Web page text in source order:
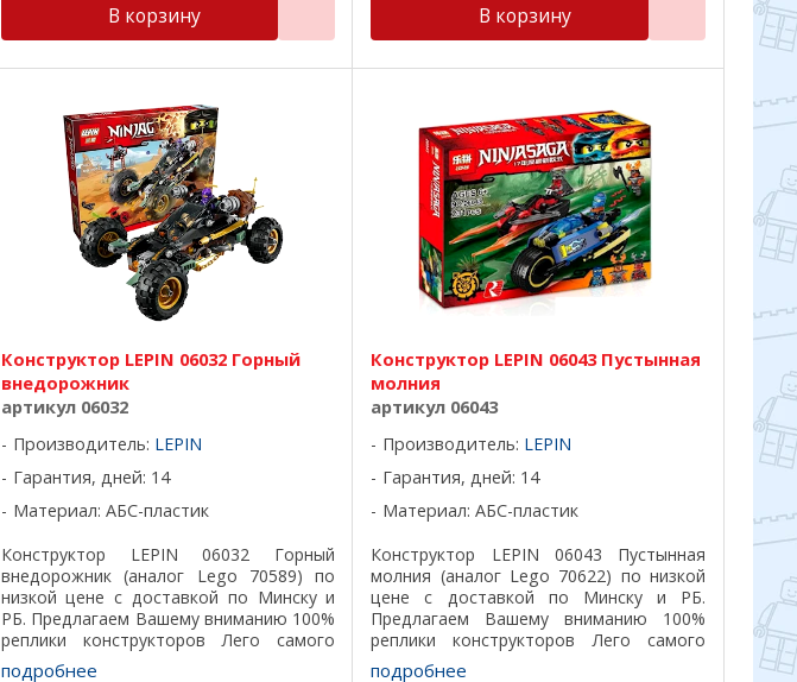
В корзину В корзину
Конструктор LEPIN 06032 Горный
внедорожник
артикул 06032
Производитель: LEPIN
Гарантия, дней: 14
Материал: АБС-пластик
Конструктор LEPIN 06032 Горный
внедорожник (аналог Lego 70589) по
низкой цене с доставкой по Минску и
РБ. Предлагаем Вашему вниманию 100%
реплики конструкторов Лего самого
лучшего качества, все детали подходят
подробнее
Конструктор LEPIN 06043 Пустынная
молния
артикул 06043
Производитель: LEPIN
Гарантия, дней: 14
Материал: АБС-пластик
Конструктор LEPIN 06043 Пустынная
молния (аналог Lego 70622) по низкой
цене с доставкой по Минску и РБ.
Предлагаем Вашему вниманию 100%
реплики конструкторов Лего самого
лучшего качества, все детали подходят
подробнее